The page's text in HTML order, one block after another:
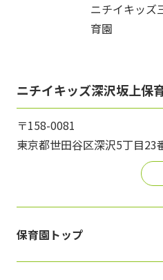
ニチイキッズ
育園
ニチイキッズ深沢坂上保
〒158-0081
東京都世田谷区深沢5丁目23
保育園トップ